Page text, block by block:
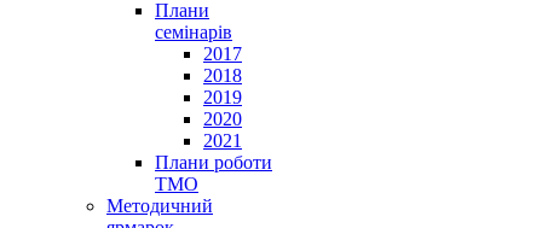
Плани
семінарів
2017
2018
2019
2020
2021
Плани роботи
ТМО
Методичний